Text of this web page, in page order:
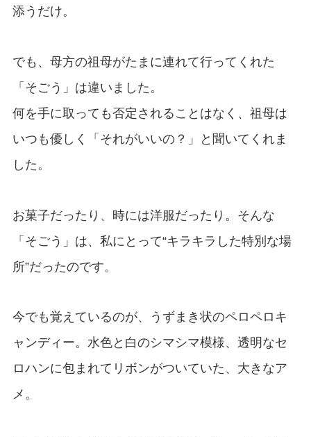
添うだけ。
でも、母方の祖母がたまに連れて行ってくれた
「そごう」は違いました。
何を手に取っても否定されることはなく、祖母は
いつも優しく「それがいいの？」と聞いてくれま
した。
お菓子だったり、時には洋服だったり。そんな
「そごう」は、私にとって“キラキラした特別な場
所”だったのです。
今でも覚えているのが、うずまき状のペロペロキ
ャンディー。水色と白のシマシマ模様、透明なセ
ロハンに包まれてリボンがついていた、大きなア
メ。